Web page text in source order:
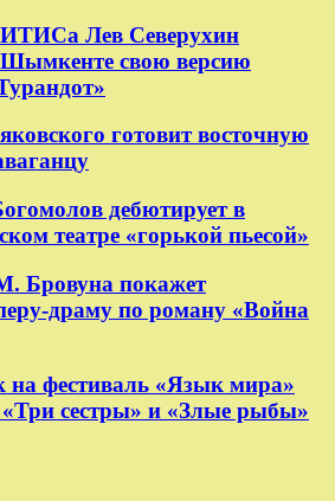
Лев Северухин
Шымкенте свою версию
готовит восточную
дебютирует в
театре «горькой пьесой»
покажет
драму по роману «Война
на фестиваль «Язык мира»
сестры» и «Злые рыбы»